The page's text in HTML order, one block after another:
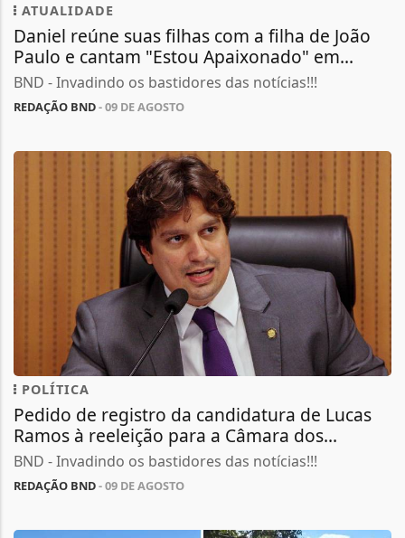
ATUALIDADE
Daniel reúne suas filhas com a filha de João
Paulo e cantam "Estou Apaixonado" em...
BND - Invadindo os bastidores das notícias!!!
REDAÇÃO BND- 09 DE AGOSTO
POLÍTICA
Pedido de registro da candidatura de Lucas
Ramos à reeleição para a Câmara dos...
BND - Invadindo os bastidores das notícias!!!
REDAÇÃO BND- 09 DE AGOSTO